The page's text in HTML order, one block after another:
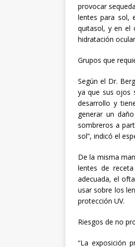
provocar
lentes para sol,
quitasol, y en el
hidratación
Grupos que
Según el Dr.
ya que sus ojos
desarrollo y
generar un
sombreros a
sol”, indicó el
De la misma
lentes de
adecuada, el
usar sobre los
protección UV.
Riesgos de no
“La exposición